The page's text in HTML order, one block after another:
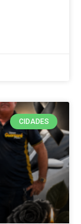
CIDADES